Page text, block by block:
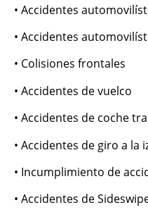
• Accidentes
• Accidentes
• Colisiones frontales
• Accidentes de vuelco
• Accidentes de coche
• Accidentes de giro a la
• Incumplimiento de
• Accidentes de